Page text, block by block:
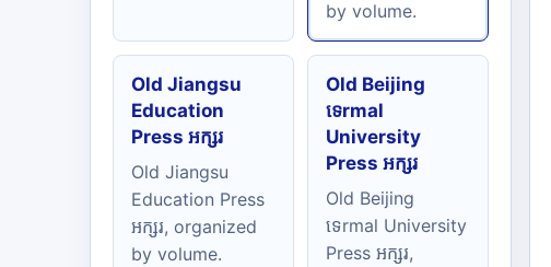
by volume.
Old Jiangsu
Education
Press អក្សរ
Old Jiangsu
Education Press
អក្សរ, organized
by volume.
Old Beijing
ទេrmal
University
Press អក្សរ
Old Beijing
ទេrmal University
Press អក្សរ,